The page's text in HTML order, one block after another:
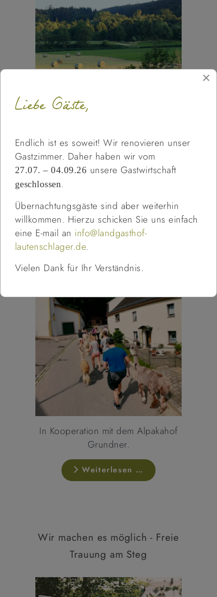
zusammengestellt.
Weiterlesen …
Alpaka - Biergarten -
Wanderung
In Kooperation mit dem Alpakahof
Grundner.
Weiterlesen …
Wir machen es möglich - Freie
Trauung am Steg
×
Liebe Gäste,
Endlich ist es soweit! Wir renovieren unser
Gastzimmer. Daher haben wir vom
27.07. – 04.09.26 unsere Gastwirtschaft
geschlossen.
Übernachtungsgäste sind aber weiterhin
willkommen. Hierzu schicken Sie uns einfach
eine E-mail an info@landgasthof-
lautenschlager.de.
Vielen Dank für Ihr Verständnis.